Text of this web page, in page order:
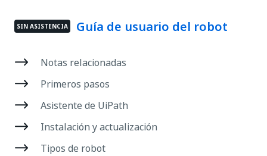
SIN ASISTENCIA Guía de usuario del robot
Notas relacionadas
Primeros pasos
Asistente de UiPath
Instalación y actualización
Tipos de robot